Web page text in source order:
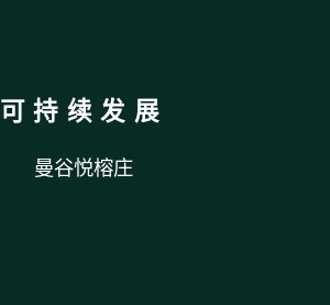
可持续发展
曼谷悦榕庄